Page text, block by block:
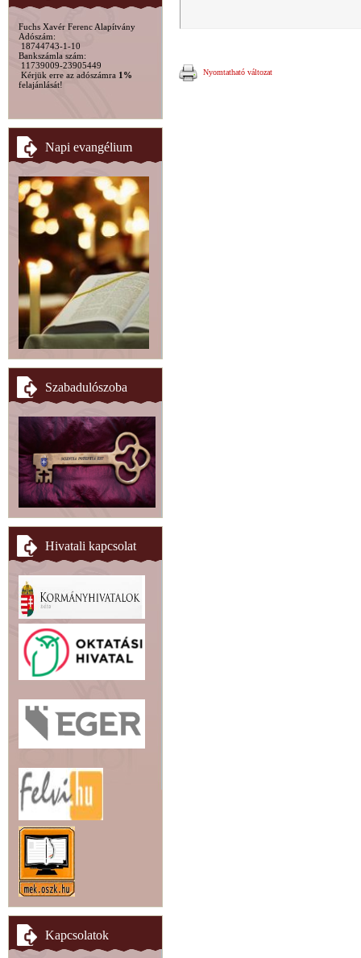
Fuchs Xavér Ferenc Alapítvány
Adószám:
18744743-1-10
Bankszámla szám:
11739009-23905449
Kérjük erre az adószámra 1%
felajánlását!
Napi evangélium
Szabadulószoba
Hivatali kapcsolat
Kapcsolatok
Nyomtatható változat